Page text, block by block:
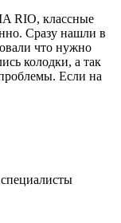
RIO, классные
Сразу нашли в
что нужно
колодки, а так
Если на